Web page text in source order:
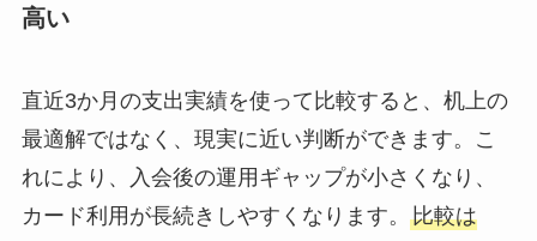
高い
直近3か月の支出実績を使って比較すると、机上の
最適解ではなく、現実に近い判断ができます。こ
れにより、入会後の運用ギャップが小さくなり、
カード利用が長続きしやすくなります。 比較は